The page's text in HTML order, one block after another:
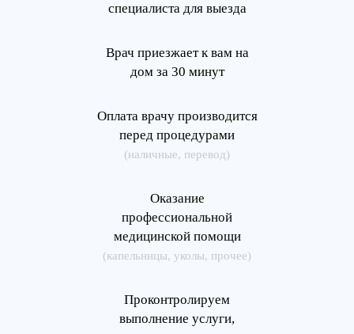
специалиста для выезда
Врач приезжает к вам на
дом за 30 минут
Оплата врачу производится
перед процедурами
(наличные, перевод)
Оказание
профессиональной
медицинской помощи
(капельницы, уколы, прочее)
Проконтролируем
выполнение услуги,